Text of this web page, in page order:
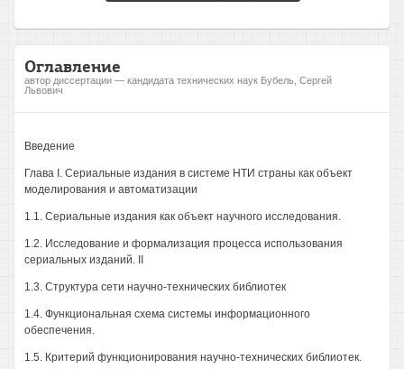
Оглавление
автор диссертации — кандидата технических наук Бубель, Сергей
Львович
Введение
Глава I. Сериальные издания в системе НТИ страны как объект
моделирования и автоматизации
1.1. Сериальные издания как объект научного исследования.
1.2. Исследование и формализация процесса использования
сериальных изданий. II
1.3. Структура сети научно-технических библиотек
1.4. Функциональная схема системы информационного
обеспечения.
1.5. Критерий функционирования научно-технических библиотек.